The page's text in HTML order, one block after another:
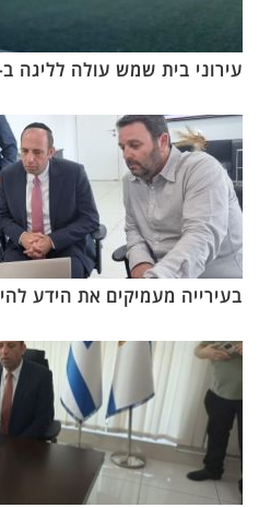
עירוני בית שמש עולה לליגה
בעירייה מעמיקים את הידע